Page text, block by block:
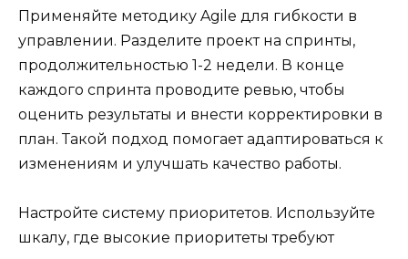
Применяйте методику Agile для гибкости в
управлении. Разделите проект на спринты,
продолжительностью 1-2 недели. В конце
каждого спринта проводите ревью, чтобы
оценить результаты и внести корректировки в
план. Такой подход помогает адаптироваться к
изменениям и улучшать качество работы.
Настройте систему приоритетов. Используйте
шкалу, где высокие приоритеты требуют